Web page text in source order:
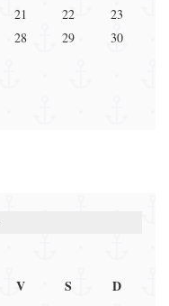
21 22
23
28 29
30
V S D